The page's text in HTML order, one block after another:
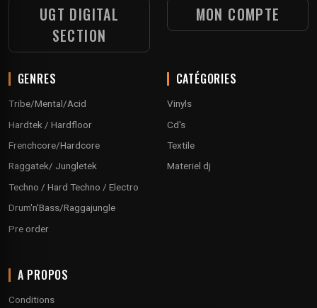
UGT DIGITAL
SECTION
MON COMPTE
GENRES
Tribe/Mental/Acid
Hardtek / Hardfloor
Frenchcore/Hardcore
Raggatek/ Jungletek
Techno / Hard Techno / Electro
Drum'n'Bass/Raggajungle
Pre order
CATÉGORIES
Vinyls
Cd's
Textile
Materiel dj
A PROPOS
Conditions